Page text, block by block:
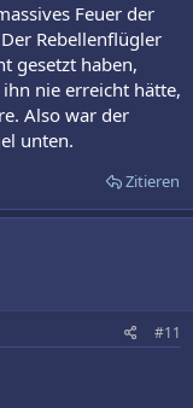
Feuer der
Rebellenflügler
gesetzt haben,
nie erreicht hätte,
Also war der
unten.
Zitieren
#11